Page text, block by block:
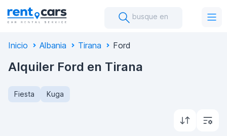
busque en
Inicio Albania Tirana Ford
Alquiler Ford en Tirana
Fiesta Kuga